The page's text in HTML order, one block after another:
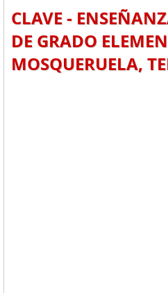
CLAVE -
DE GRADO
MOSQUERUELA,